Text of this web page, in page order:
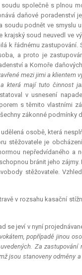
společně s plnou
daňové poradenství
podnět ve smyslu
soud neuvedl ve
k řádnému zastupování.
a proto je
a Komoře
mezi jimi a klientem
která mají tuto činnost
v usnesení
s těmito vlastními
zákonné podmínky
osobě, která
stěžovatele je
nepředvídaného a
bránit jeho zájmy.
stěžovatele.
v rozsahu kasační
se jeví v nyní
popřípadě jinou
Za zastupování
jsou stanoveny odměny